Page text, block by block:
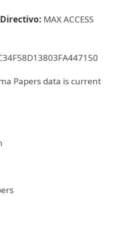
MAX ACCESS
Papers data is current